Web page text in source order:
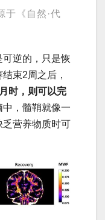
于《自然·代
逆的，只是恢
束2周之后，
时，则可以完
，髓鞘就像一
营养物质时可